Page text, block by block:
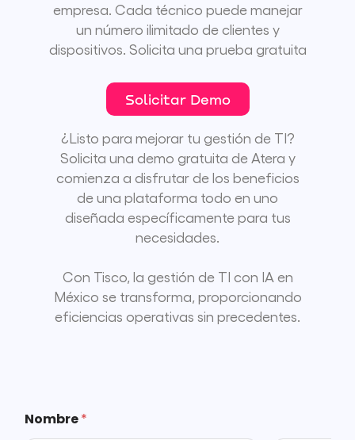
empresa. Cada técnico puede manejar
un número ilimitado de clientes y
dispositivos. Solicita una prueba gratuita
Solicitar Demo
¿Listo para mejorar tu gestión de TI?
Solicita una demo gratuita de Atera y
comienza a disfrutar de los beneficios
de una plataforma todo en uno
diseñada específicamente para tus
necesidades.
Con Tisco, la gestión de TI con IA en
México se transforma, proporcionando
eficiencias operativas sin precedentes.
Nombre*